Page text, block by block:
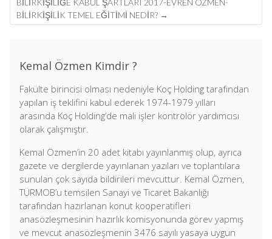
BILIRKIŞILIĞE KABUL ŞARTLARI 2017-EVREN ÖZMEN-
BİLİRKİŞİLİK TEMEL EĞİTİMİ NEDİR? →
Kemal Özmen Kimdir ?
Fakülte birincisi olması nedeniyle Koç Holding tarafından
yapılan iş teklifini kabul ederek 1974-1979 yılları
arasında Koç Holding’de mali işler kontrolör yardımcısı
olarak çalışmıştır.
Kemal Özmen’in 20 adet kitabı yayınlanmış olup, ayrıca
gazete ve dergilerde yayınlanan yazıları ve toplantılara
sunulan çok sayıda bildirileri mevcuttur. Kemal Özmen,
TÜRMOB’u temsilen Sanayi ve Ticaret Bakanlığı
tarafından hazırlanan konut kooperatifleri
anasözleşmesinin hazırlık komisyonunda görev yapmış
ve mevcut anasözleşmenin 3476 sayılı yasaya uygun